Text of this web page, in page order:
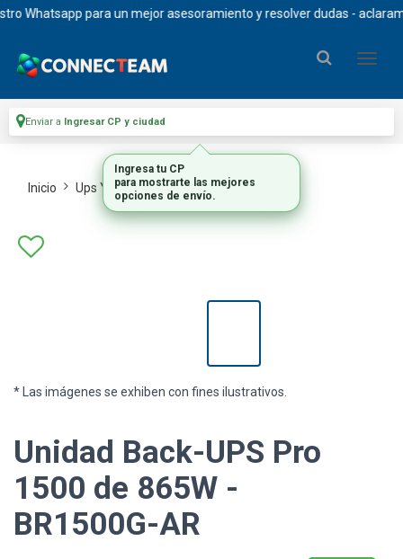
Whatsapp para un mejor asesoramiento y resolver dudas -
Enviar a Ingresar CP y ciudad
Inicio Ups Y Racks Ups
* Las imágenes se exhiben con fines ilustrativos.
Unidad Back-UPS Pro
1500 de 865W -
BR1500G-AR
Ingresa tu CP
para mostrarte las mejores
opciones de envío.